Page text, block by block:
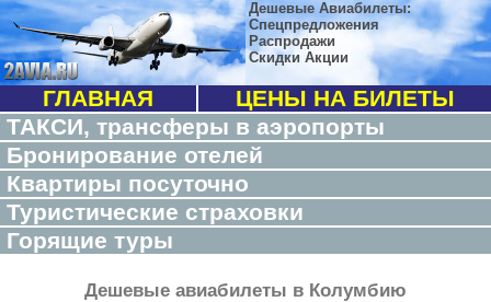
Дешевые Авиабилеты:
Спецпредложения
Распродажи
Скидки Акции
ГЛАВНАЯ
ЦЕНЫ НА БИЛЕТЫ
ТАКСИ, трансферы в аэропорты
Бронирование отелей
Квартиры посуточно
Туристические страховки
Горящие туры
Дешевые авиабилеты в Колумбию